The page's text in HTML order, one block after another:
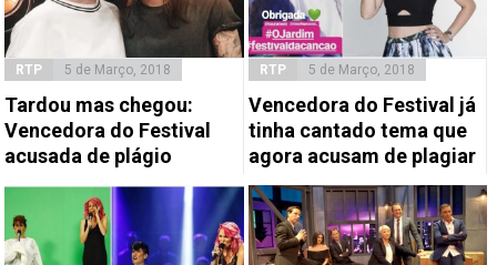
RTP 5 de Março, 2018
Tardou mas chegou:
Vencedora do Festival
acusada de plágio
RTP 5 de Março, 2018
Vencedora do Festival já
tinha cantado tema que
agora acusam de plagiar